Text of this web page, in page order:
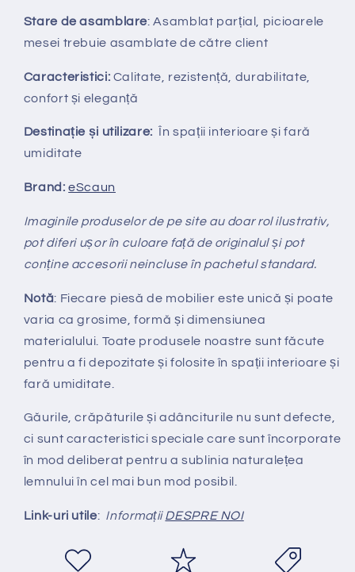
Stare de asamblare: Asamblat parțial, picioarele
mesei trebuie asamblate de către client
Caracteristici: Calitate, rezistență, durabilitate,
confort și eleganță
Destinație și utilizare: În spații interioare și fară
umiditate
Brand:eScaun
Imaginile produselor de pe site au doar rol ilustrativ,
pot diferi ușor în culoare față de originalul și pot
conține accesorii neincluse în pachetul standard.
Notă: Fiecare piesă de mobilier este unică și poate
varia ca grosime, formă și dimensiunea
materialului. Toate produsele noastre sunt făcute
pentru a fi depozitate și folosite în spații interioare și
fară umiditate.
Găurile, crăpăturile și adânciturile nu sunt defecte,
ci sunt caracteristici speciale care sunt încorporate
în mod deliberat pentru a sublinia naturalețea
lemnului în cel mai bun mod posibil.
Link-uri utile: InformațiiDESPRE NOI